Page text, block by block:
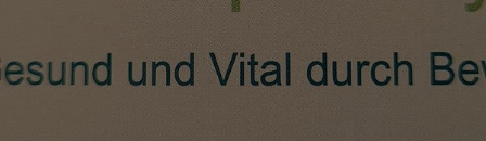
Wirtschaft & Handel